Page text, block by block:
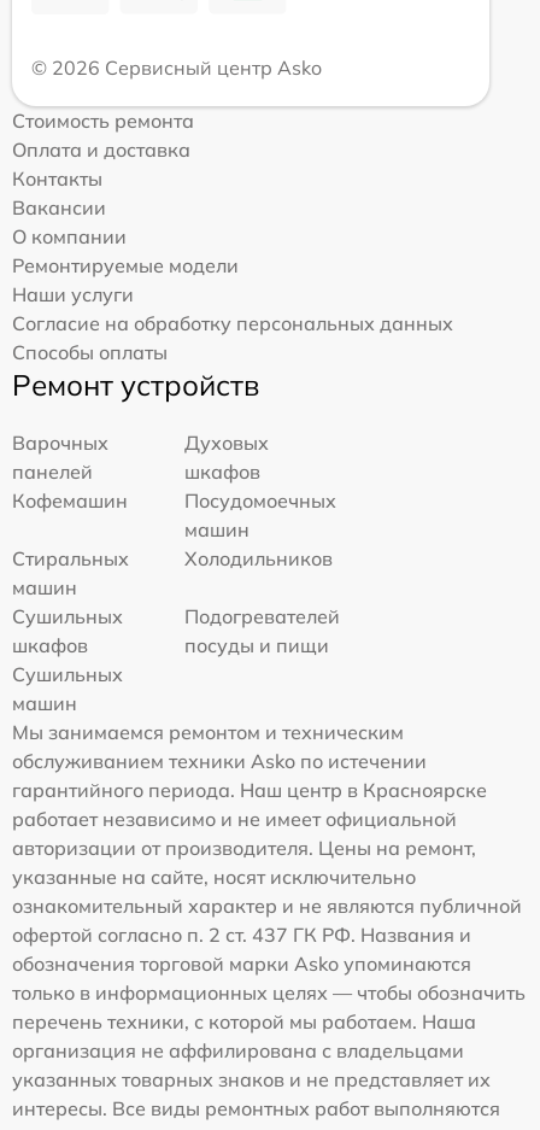
© 2026 Сервисный центр Asko
Стоимость ремонта
Оплата и доставка
Контакты
Вакансии
О компании
Ремонтируемые модели
Наши услуги
Согласие на обработку персональных данных
Способы оплаты
Ремонт устройств
Варочных
панелей
Духовых
шкафов
Кофемашин
Посудомоечных
машин
Стиральных
машин
Холодильников
Сушильных
шкафов
Подогревателей
посуды и пищи
Сушильных
машин
Мы занимаемся ремонтом и техническим
обслуживанием техники Asko по истечении
гарантийного периода. Наш центр в Красноярске
работает независимо и не имеет официальной
авторизации от производителя. Цены на ремонт,
указанные на сайте, носят исключительно
ознакомительный характер и не являются публичной
офертой согласно п. 2 ст. 437 ГК РФ. Названия и
обозначения торговой марки Asko упоминаются
только в информационных целях — чтобы обозначить
перечень техники, с которой мы работаем. Наша
организация не аффилирована с владельцами
указанных товарных знаков и не представляет их
интересы. Все виды ремонтных работ выполняются